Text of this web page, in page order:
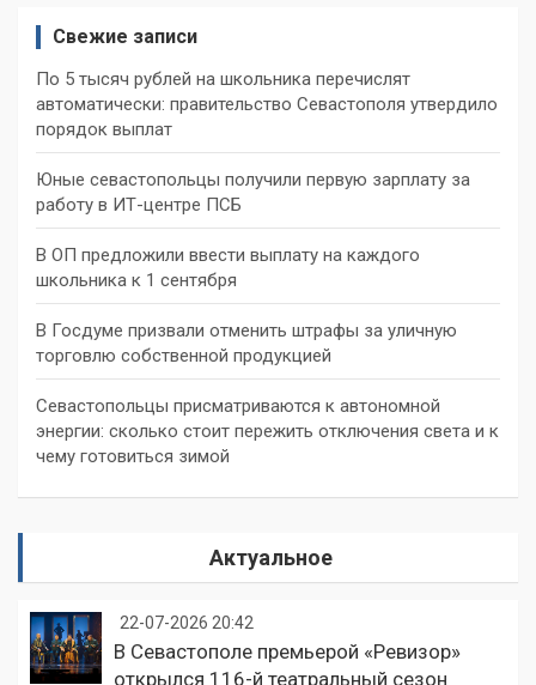
Свежие записи
По 5 тысяч рублей на школьника перечислят
автоматически: правительство Севастополя утвердило
порядок выплат
Юные севастопольцы получили первую зарплату за
работу в ИТ-центре ПСБ
В ОП предложили ввести выплату на каждого
школьника к 1 сентября
В Госдуме призвали отменить штрафы за уличную
торговлю собственной продукцией
Севастопольцы присматриваются к автономной
энергии: сколько стоит пережить отключения света и к
чему готовиться зимой
Актуальное
22-07-2026 20:42
В Севастополе премьерой «Ревизор»
открылся 116-й театральный сезон